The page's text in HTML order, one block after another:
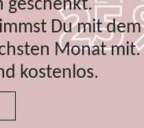
geschenkt.
Du mit dem
Monat mit.
kostenlos.